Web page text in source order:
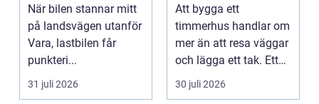
När bilen stannar mitt
på landsvägen utanför
Vara, lastbilen får
punkteri...
31 juli 2026
Att bygga ett
timmerhus handlar om
mer än att resa väggar
och lägga ett tak. Ett
timmerhus är ett lå...
30 juli 2026